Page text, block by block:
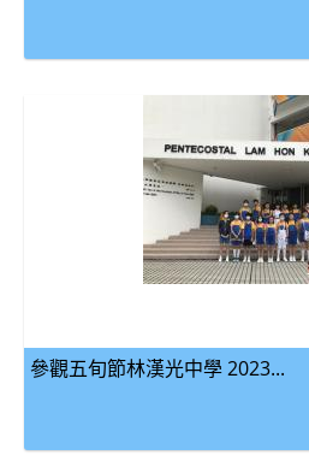
參觀五旬節林漢光中學 2023...